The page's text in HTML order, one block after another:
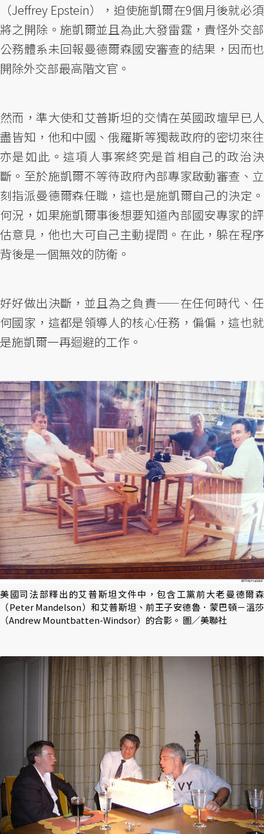
（Jeffrey Epstein），迫使施凱爾在9個月後就必須
將之開除。施凱爾並且為此大發雷霆，責怪外交部
公務體系未回報曼德爾森國安審查的結果，因而也
開除外交部最高階文官。
然而，準大使和艾普斯坦的交情在英國政壇早已人
盡皆知，他和中國、俄羅斯等獨裁政府的密切來往
亦是如此。這項人事案終究是首相自己的政治決
斷。至於施凱爾不等待政府內部專家啟動審查、立
刻指派曼德爾森任職，這也是施凱爾自己的決定。
何況，如果施凱爾事後想要知道內部國安專家的評
估意見，他也大可自己主動提問。在此，躲在程序
背後是一個無效的防衛。
好好做出決斷，並且為之負責——在任何時代、任
何國家，這都是領導人的核心任務，偏偏，這也就
是施凱爾一再迴避的工作。
美國司法部釋出的艾普斯坦文件中，包含工黨前大老曼德爾森
（Peter Mandelson）和艾普斯坦、前王子安德魯．蒙巴頓－溫莎
（Andrew Mountbatten-Windsor）的合影。 圖／美聯社